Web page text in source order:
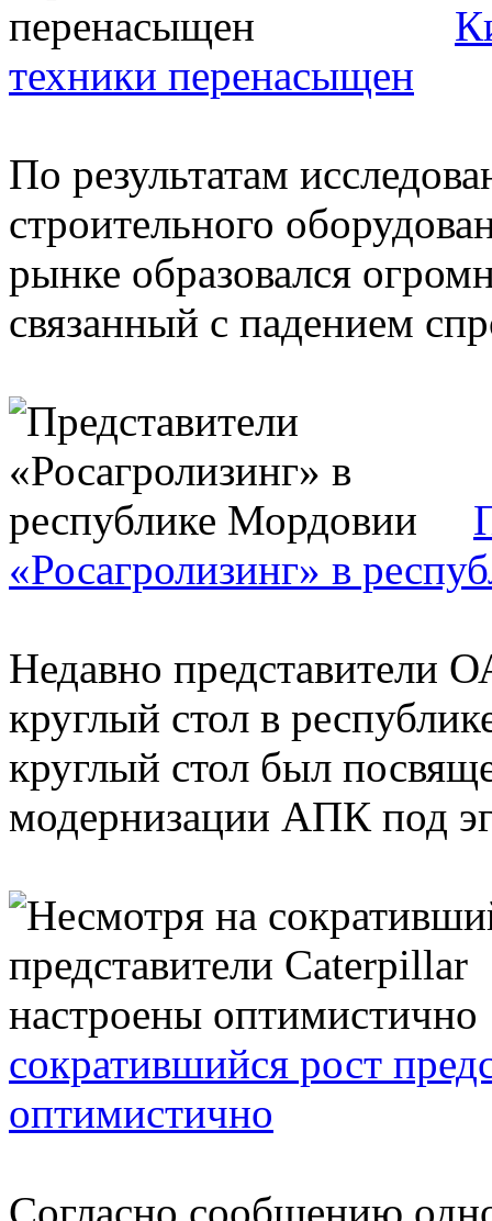
техники перенасыщен
По результатам
строительного
рынке образовался
связанный с падением
«Росагролизинг» в
Недавно представители
круглый стол в
круглый стол был
модернизации АПК под
сократившийся рост
оптимистично
Согласно сообщению